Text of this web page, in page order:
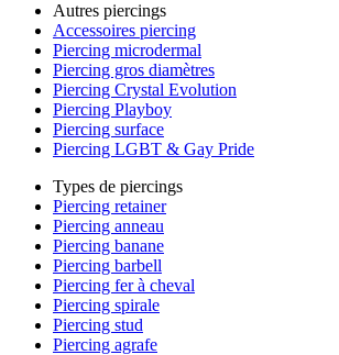
Autres piercings
Accessoires piercing
Piercing microdermal
Piercing gros diamètres
Piercing Crystal Evolution
Piercing Playboy
Piercing surface
Piercing LGBT & Gay Pride
Types de piercings
Piercing retainer
Piercing anneau
Piercing banane
Piercing barbell
Piercing fer à cheval
Piercing spirale
Piercing stud
Piercing agrafe